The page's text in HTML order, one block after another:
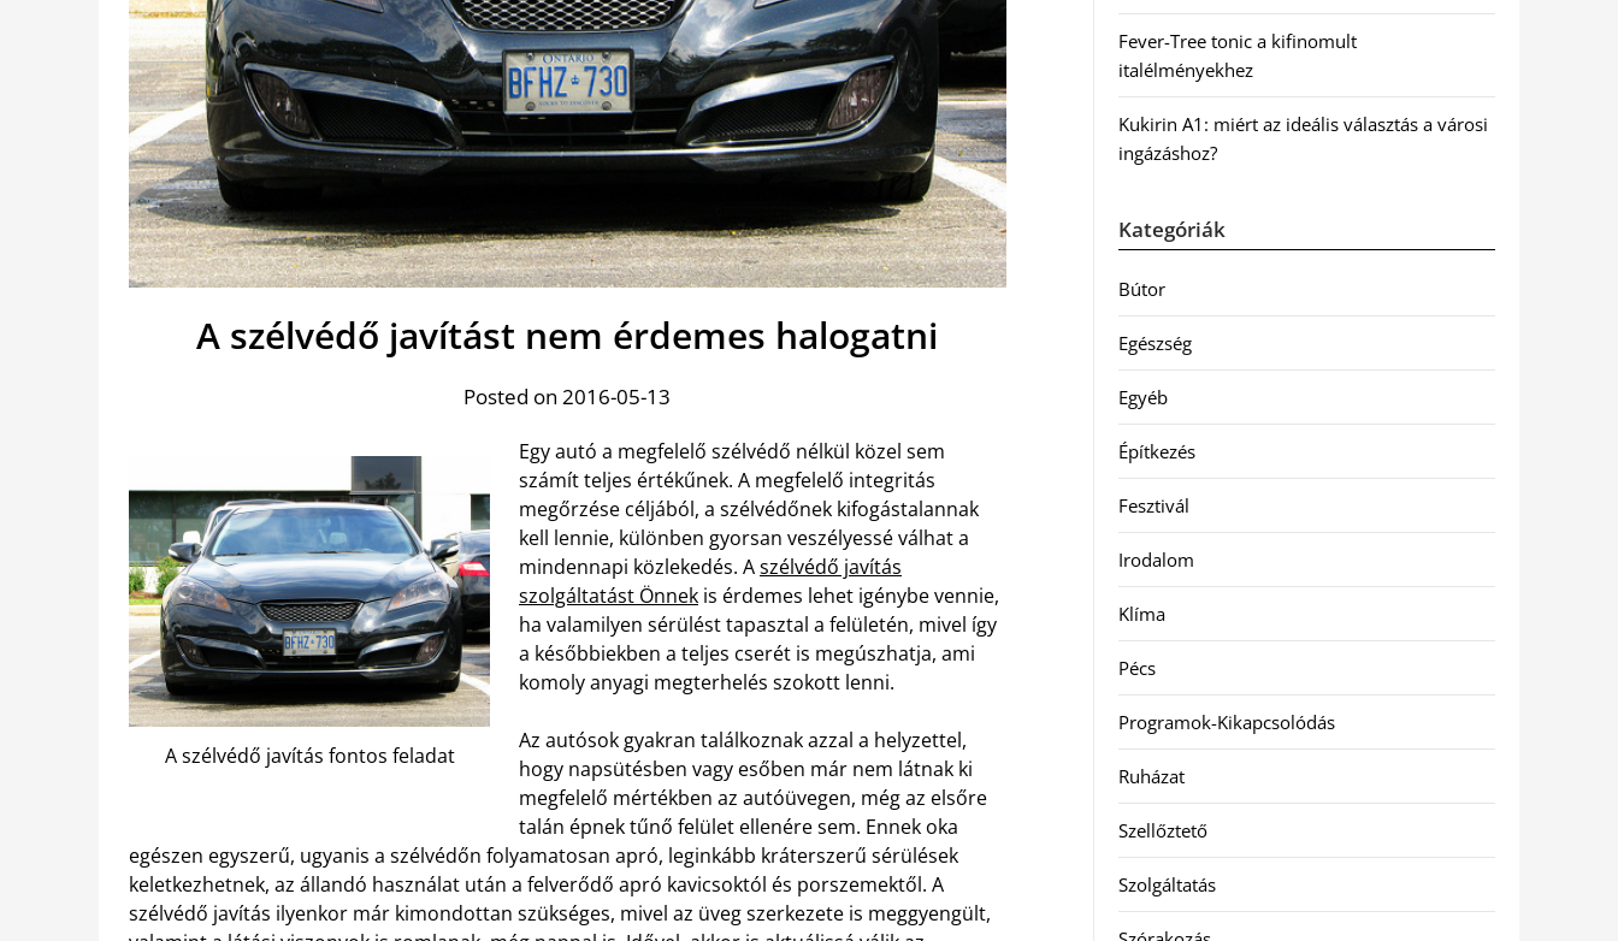
A szélvédő javítást nem érdemes halogatni
Posted on 2016-05-13
A szélvédő javítás fontos feladat
Egy autó a megfelelő szélvédő nélkül közel sem
számít teljes értékűnek. A megfelelő integritás
megőrzése céljából, a szélvédőnek kifogástalannak
kell lennie, különben gyorsan veszélyessé válhat a
mindennapi közlekedés. Aszélvédő javítás
szolgáltatást Önnek is érdemes lehet igénybe vennie,
ha valamilyen sérülést tapasztal a felületén, mivel így
a későbbiekben a teljes cserét is megúszhatja, ami
komoly anyagi megterhelés szokott lenni.
Az autósok gyakran találkoznak azzal a helyzettel,
hogy napsütésben vagy esőben már nem látnak ki
megfelelő mértékben az autóüvegen, még az elsőre
talán épnek tűnő felület ellenére sem. Ennek oka
egészen egyszerű, ugyanis a szélvédőn folyamatosan apró, leginkább kráterszerű sérülések
keletkezhetnek, az állandó használat után a felverődő apró kavicsoktól és porszemektől. A
szélvédő javítás ilyenkor már kimondottan szükséges, mivel az üveg szerkezete is meggyengült,
Fever-Tree tonic a kifinomult
italélményekhez
Kukirin A1: miért az ideális választás a városi
ingázáshoz?
Kategóriák
Bútor
Egészség
Egyéb
Építkezés
Fesztivál
Irodalom
Klíma
Pécs
Programok-Kikapcsolódás
Ruházat
Szellőztető
Szolgáltatás